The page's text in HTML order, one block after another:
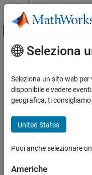
Vai al contenuto
Attiva/
Pagina iniziale della
Contenuto principale
Seleziona
Seleziona un sito web
disponibile e vedere
geografica, ti consigliamo
United States
Puoi anche selezionare
Americhe